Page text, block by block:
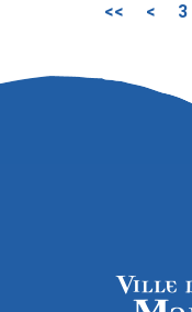
<< < 3